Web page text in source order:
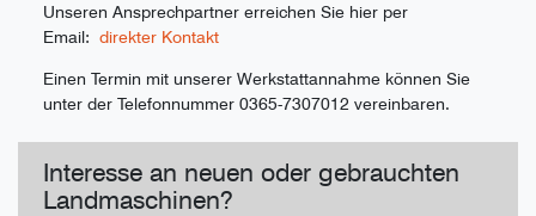
Unseren Ansprechpartner erreichen Sie hier per
Email: direkter Kontakt
Einen Termin mit unserer Werkstattannahme können Sie
unter der Telefonnummer 0365-7307012 vereinbaren.
Interesse an neuen oder gebrauchten
Landmaschinen?